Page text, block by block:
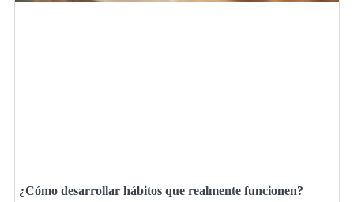
¿Cómo desarrollar hábitos que realmente funcionen?